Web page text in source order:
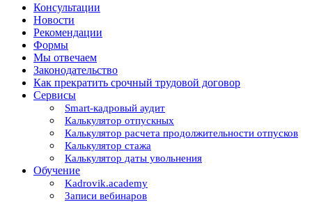
Консультации
Новости
Рекомендации
Формы
Мы отвечаем
Законодательство
Как прекратить срочный трудовой договор
Сервисы
Smart-кадровый аудит
Калькулятор отпускных
Калькулятор расчета продолжительности отпусков
Калькулятор стажа
Калькулятор даты увольнения
Обучение
Kadrovik.academy
Записи вебинаров